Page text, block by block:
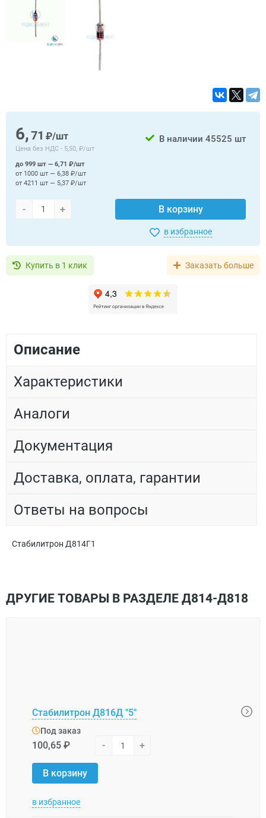
6,71 ₽/шт
Цена без НДС - 5,50, ₽/шт
В наличии 45525 шт
- + В корзину
до 999 шт — 6,71 ₽/шт
от 1000 шт — 6,38 ₽/шт
от 4211 шт — 5,37 ₽/шт
в избранное
Купить в 1 клик Заказать больше
Описание
Характеристики
Аналоги
Документация
Доставка, оплата, гарантии
Ответы на вопросы
Стабилитрон Д814Г1
ДРУГИЕ ТОВАРЫ В РАЗДЕЛЕ Д814-Д818
Стабилитрон Д816Д "5"
Под заказ
100,65 ₽ - +
В корзину
в избранное